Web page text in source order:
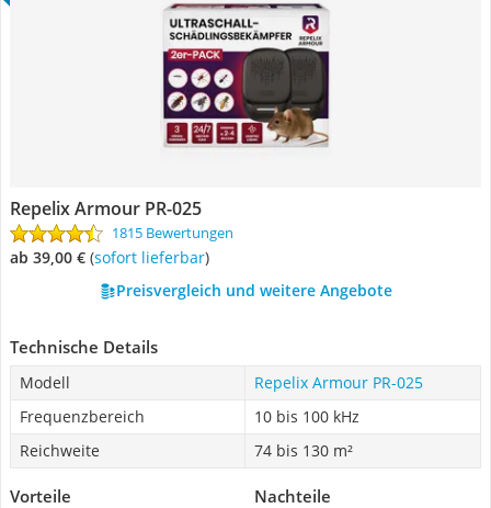
Repelix Armour PR-025
1815 Bewertungen
ab 39,00 € ( Sofort lieferbar)
Preisvergleich und weitere Angebote
Technische Details
Modell
Repelix Armour PR-025
Frequenzbereich
10 bis 100 kHz
Reichweite
74 bis 130 m²
Vorteile Nachteile